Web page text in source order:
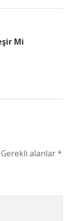
Mi
Gerekli alanlar*